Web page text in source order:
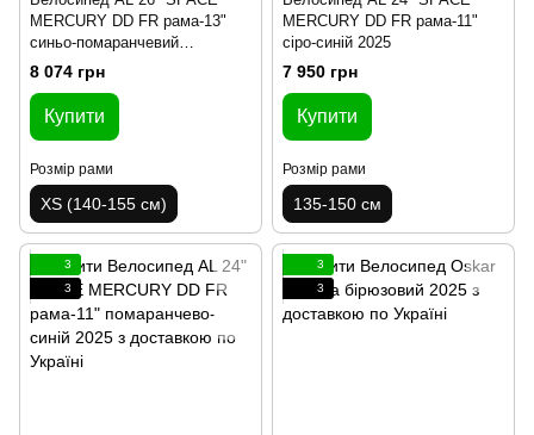
MERCURY DD FR рама-13"
синьо-помаранчевий
(матовий) 2025
8 074 грн
Купити
Розмір рами
XS (140-155 см)
MERCURY DD FR рама-11"
сіро-синій 2025
7 950 грн
Купити
Розмір рами
135-150 см
3
3
3
3